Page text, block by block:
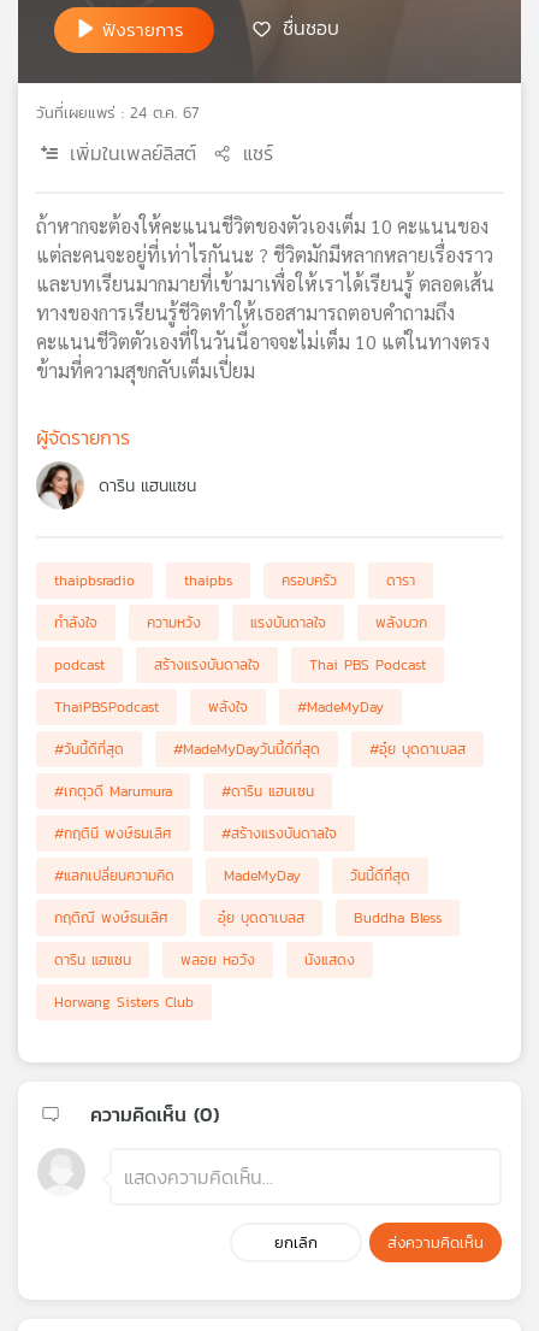
เครือ
ข่าย
ฟังรายการ ชื่นชอบ
วันที่เผยแพร่ : 24 ต.ค. 67
เพิ่มในเพลย์ลิสต์ แชร์
ถ้าหากจะต้องให้คะแนนชีวิตของตัวเองเต็ม 10 คะแนนของ
แต่ละคนจะอยู่ที่เท่าไรกันนะ ? ชีวิตมักมีหลากหลายเรื่องราว
และบทเรียนมากมายที่เข้ามาเพื่อให้เราได้เรียนรู้ ตลอดเส้น
ทางของการเรียนรู้ชีวิตทำให้เธอสามารถตอบคำถามถึง
คะแนนชีวิตตัวเองที่ในวันนี้อาจจะไม่เต็ม 10 แต่ในทางตรง
ข้ามที่ความสุขกลับเต็มเปี่ยม
ผู้จัดรายการ
ดาริน แฮนแซน
thaipbsradio thaipbs ครอบครัว
ดารา
กำลังใจ
ความหวัง แรงบันดาลใจ
พลังบวก
podcast
สร้างแรงบันดาลใจ
Thai PBS Podcast
ThaiPBSPodcast
พลังใจ
#MadeMyDay
#วันนี้ดีที่สุด
#MadeMyDayวันนี้ดีที่สุด
#อุ๋ย บุดดาเบลส
#เกตุวดี Marumura
#ดาริน แฮนเซน
#กฤตินี พงษ์ธนเลิศ
#สร้างแรงบันดาลใจ
#แลกเปลี่ยนความคิด
MadeMyDay
วันนี้ดีที่สุด
กฤติณี พงษ์ธนเลิศ
อุ๋ย บุดดาเบลส
Buddha Bless
ดาริน แฮแซน
พลอย หอวัง
นังแสดง
Horwang Sisters Club
ความคิดเห็น (0)
ยกเลิก ส่งความคิดเห็น